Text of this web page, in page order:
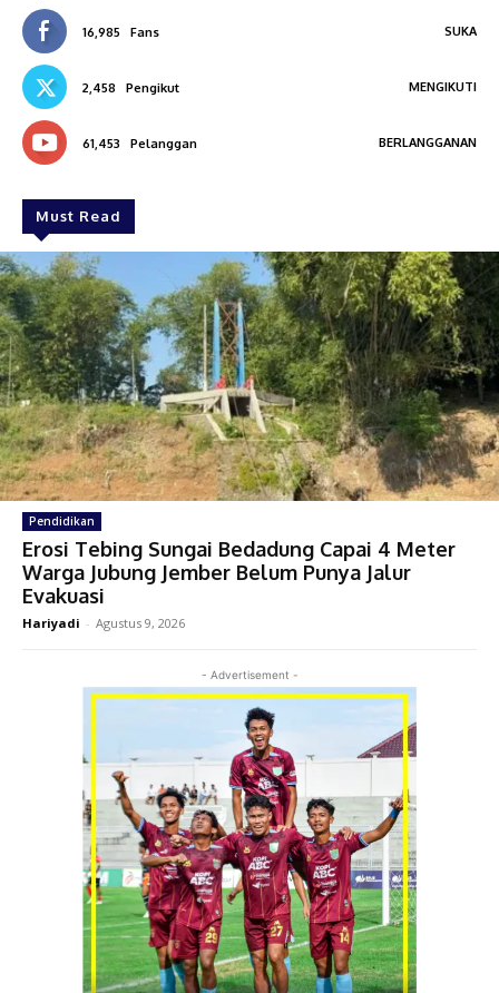
16,985 Fans SUKA
2,458 Pengikut MENGIKUTI
61,453 Pelanggan BERLANGGANAN
Must Read
Pendidikan
Erosi Tebing Sungai Bedadung Capai 4 Meter
Warga Jubung Jember Belum Punya Jalur
Evakuasi
Hariyadi - Agustus 9, 2026
- Advertisement -